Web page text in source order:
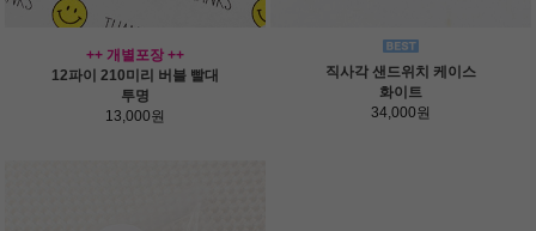
++ 개별포장 ++
12파이 210미리 버블 빨대
투명
13,000원
직사각 샌드위치 케이스
화이트
34,000원